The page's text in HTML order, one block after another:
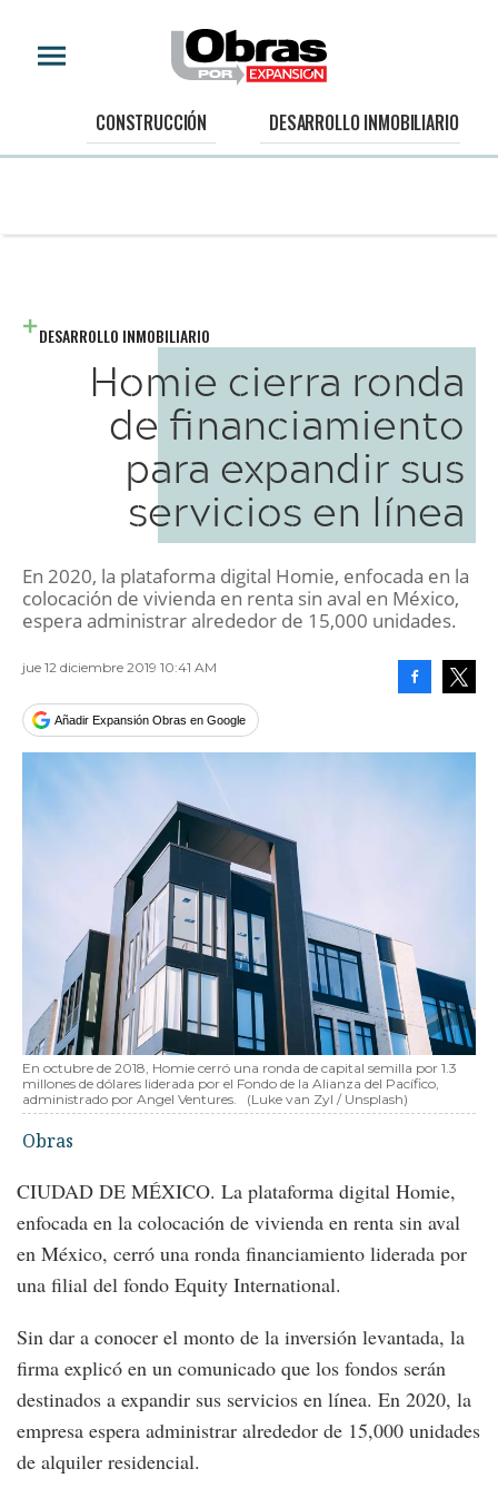
CONSTRUCCIÓN DESARROLLO INMOBILIARIO
DESARROLLO INMOBILIARIO
Homie cierra ronda
de financiamiento
para expandir sus
servicios en línea
En 2020, la plataforma digital Homie, enfocada en la
colocación de vivienda en renta sin aval en México,
espera administrar alrededor de 15,000 unidades.
jue 12 diciembre 2019 10:41 AM
Añadir Expansión Obras en Google
En octubre de 2018, Homie cerró una ronda de capital semilla por 1.3
millones de dólares liderada por el Fondo de la Alianza del Pacífico,
administrado por Angel Ventures.
(Luke van Zyl / Unsplash)
Obras
CIUDAD DE MÉXICO. La plataforma digital Homie,
enfocada en la colocación de vivienda en renta sin aval
en México, cerró una ronda financiamiento liderada por
una filial del fondo Equity International.
Sin dar a conocer el monto de la inversión levantada, la
firma explicó en un comunicado que los fondos serán
destinados a expandir sus servicios en línea. En 2020, la
empresa espera administrar alrededor de 15,000 unidades
de alquiler residencial.